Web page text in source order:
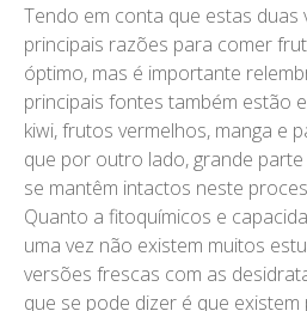
Tendo em conta que estas duas
principais razões para comer
óptimo, mas é importante
principais fontes também estão
kiwi, frutos vermelhos, manga e
que por outro lado, grande
se mantêm intactos neste
Quanto a fitoquímicos e
uma vez não existem muitos
versões frescas com as
que se pode dizer é que